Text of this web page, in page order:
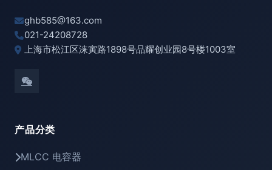
ghb585@163.com
021-24208728
上海市松江区涞寅路1898号品耀创业园8号楼1003室
产品分类
MLCC 电容器